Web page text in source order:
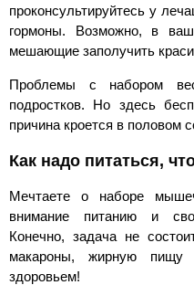
проконсультируйтесь у
гормоны. Возможно, в
мешающие заполучить
Проблемы с набором
подростков. Но здесь
причина кроется в половом
Как надо питаться,
Мечтаете о наборе
внимание питанию и
Конечно, задача не
макароны, жирную
здоровьем!